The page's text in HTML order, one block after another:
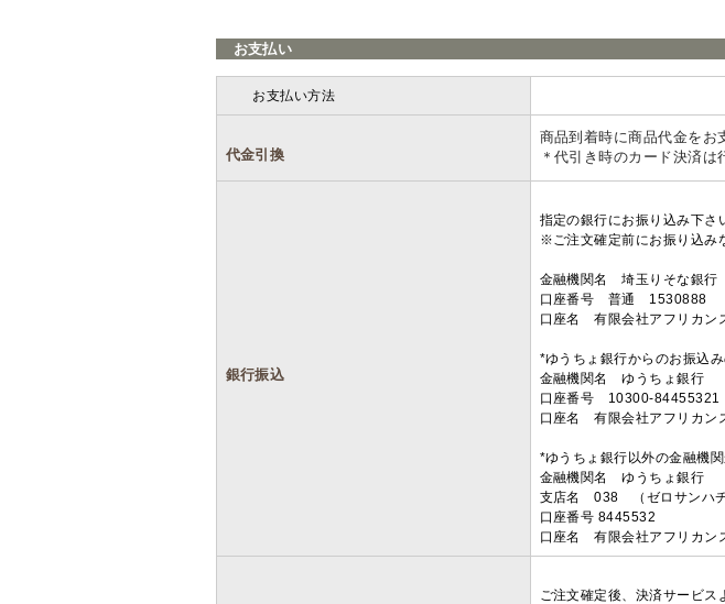
お支払い
お支払い方法 詳細
代金引換
商品到着時に商品代金をお
＊代引き時のカード決済は
銀行振込
指定の銀行にお振り込み下さ
※ご注文確定前にお振り込み
金融機関名 埼玉りそな銀
口座番号 普通 1530888
口座名 有限会社アフリカン
*ゆうちょ銀行からのお振込
金融機関名 ゆうちょ銀行
口座番号 10300-84455321
口座名 有限会社アフリカン
*ゆうちょ銀行以外の金融機
金融機関名 ゆうちょ銀行
支店名 038 （ゼロサンハチ
口座番号 8445532
口座名 有限会社アフリカン
ご注文確定後、決済サービ